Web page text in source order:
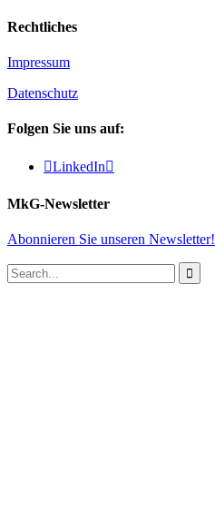
Rechtliches
Impressum
Datenschutz
Folgen Sie uns auf:
LinkedIn
MkG-Newsletter
Abonnieren Sie unseren Newsletter!
